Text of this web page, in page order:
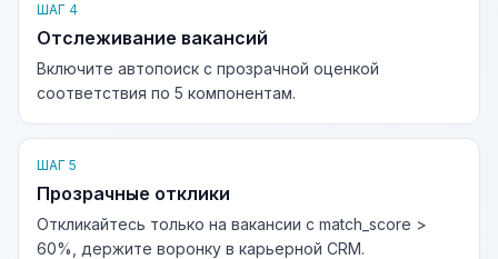
ШАГ 4
Отслеживание вакансий
Включите автопоиск с прозрачной оценкой
соответствия по 5 компонентам.
ШАГ 5
Прозрачные отклики
Откликайтесь только на вакансии с match_score >
60%, держите воронку в карьерной CRM.